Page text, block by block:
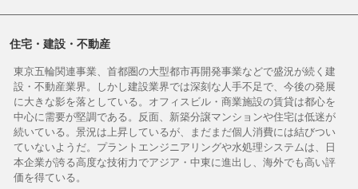
住宅・建設・不動産
東京五輪関連事業、首都圏の大型都市再開発事業などで盛況が続く建
設・不動産業界。しかし建設業界では深刻な人手不足で、今後の発展
に大きな影を落としている。オフィスビル・商業施設の賃貸は都心を
中心に需要が堅調である。反面、新築分譲マンションや住宅は低迷が
続いている。景況は上昇しているが、まだまだ個人消費には結びつい
ていないようだ。プラントエンジニアリングや水処理システムは、日
本企業が誇る高度な技術力でアジア・中東に進出し、海外でも高い評
価を得ている。